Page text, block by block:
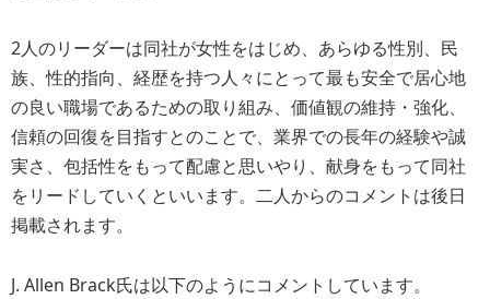
2人のリーダーは同社が女性をはじめ、あらゆる性別、民
族、性的指向、経歴を持つ人々にとって最も安全で居心地
の良い職場であるための取り組み、価値観の維持・強化、
信頼の回復を目指すとのことで、業界での長年の経験や誠
実さ、包括性をもって配慮と思いやり、献身をもって同社
をリードしていくといいます。二人からのコメントは後日
掲載されます。
J. Allen Brack氏は以下のようにコメントしています。